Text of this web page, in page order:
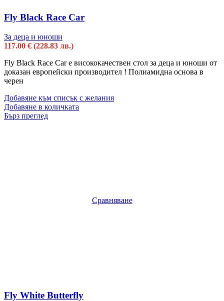
Fly Black Race Car
За деца и юноши
117.00 € (228.83 лв.)
Fly Black Race Car е висококачествен стол за деца и юноши от
доказан европейски производител ! Полиамидна основa в
черен
Добавяне към списък с желания
Добавяне в количката
Бърз преглед
Сравняване
Fly White Butterfly